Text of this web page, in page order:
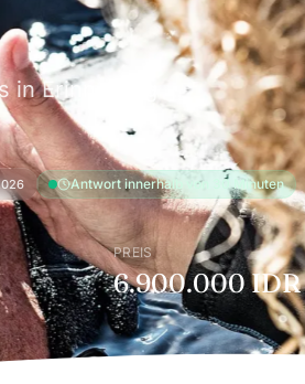
Erinnerung
Antwort innerhalb von 30 Minuten
PREIS
6.900.000 IDR